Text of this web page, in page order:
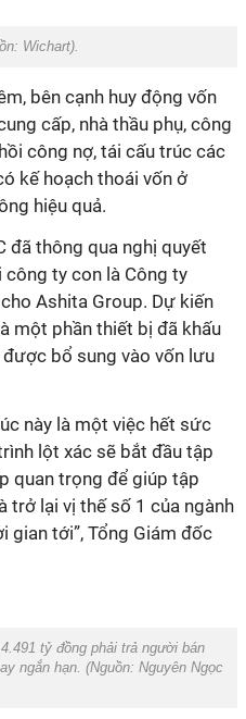
Wichart).
bên cạnh huy động vốn
cấp, nhà thầu phụ, công
công nợ, tái cấu trúc các
kế hoạch thoái vốn ở
hiệu quả.
đã thông qua nghị quyết
công ty con là Công ty
Ashita Group. Dự kiến
một phần thiết bị đã khấu
bổ sung vào vốn lưu
này là một việc hết sức
lột xác sẽ bắt đầu tập
quan trọng để giúp tập
trở lại vị thế số 1 của ngành
gian tới”, Tổng Giám đốc
tỷ đồng phải trả người bán
ngắn hạn. (Nguồn: Nguyên Ngọc